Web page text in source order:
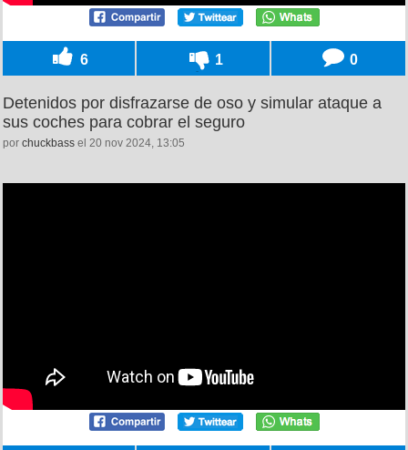
6 1 0
Detenidos por disfrazarse de oso y simular ataque a
sus coches para cobrar el seguro
por chuckbass el 20 nov 2024, 13:05